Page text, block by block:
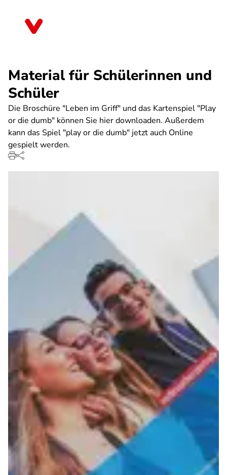
Material für Schülerinnen und
Schüler
Die Broschüre "Leben im Griff" und das Kartenspiel "Play
or die dumb" können Sie hier downloaden. Außerdem
kann das Spiel "play or die dumb" jetzt auch Online
gespielt werden.